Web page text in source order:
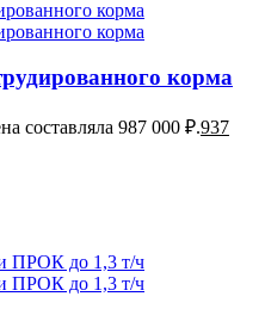
корма
составляла 987 000 ₽.937